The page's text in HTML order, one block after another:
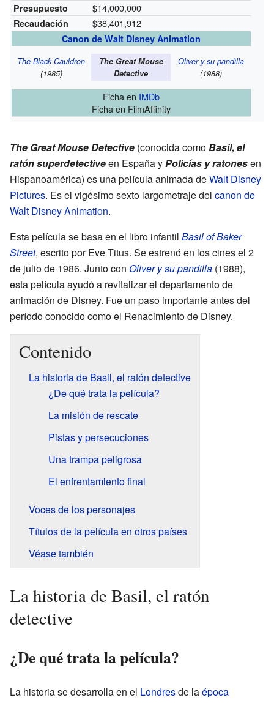
Presupuesto $14,000,000
Recaudación $38,401,912
Canon de Walt Disney Animation
The Black Cauldron
(1985)
The Great Mouse
Detective
Oliver y su pandilla
(1988)
Ficha en IMDb
Ficha en FilmAffinity
The Great Mouse Detective (conocida comoBasil, el
ratón superdetectiveen España yPolicías y ratonesen
Hispanoamérica) es una película animada deWalt Disney
Pictures. Es el vigésimo sexto largometraje del canon de
Walt Disney Animation.
Esta película se basa en el libro infantil Basil of Baker
Street, escrito por Eve Titus. Se estrenó en los cines el 2
de julio de 1986. Junto con Oliver y su pandilla (1988),
esta película ayudó a revitalizar el departamento de
animación de Disney. Fue un paso importante antes del
período conocido como el Renacimiento de Disney.
Contenido
La historia de Basil, el ratón detective
¿De qué trata la película?
La misión de rescate
Pistas y persecuciones
Una trampa peligrosa
El enfrentamiento final
Voces de los personajes
Títulos de la película en otros países
Véase también
La historia de Basil, el ratón
detective
¿De qué trata la película?
La historia se desarrolla en el Londresde laépoca